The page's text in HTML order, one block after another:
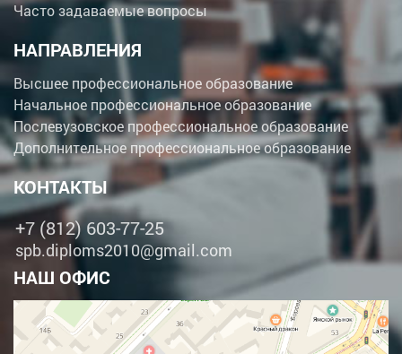
Часто задаваемые вопросы
НАПРАВЛЕНИЯ
Высшее профессиональное образование
Начальное профессиональное образование
Послевузовское профессиональное образование
Дополнительное профессиональное образование
КОНТАКТЫ
+7 (812) 603-77-25
spb.diploms2010@gmail.com
НАШ ОФИС